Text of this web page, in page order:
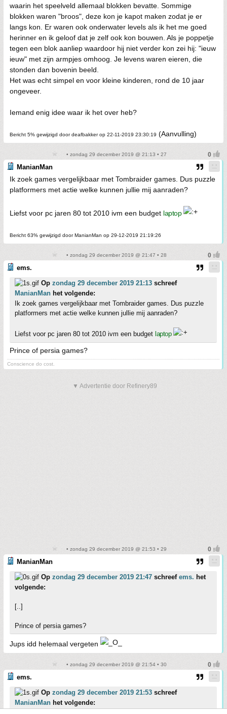
waarin het speelveld allemaal blokken bevatte. Sommige
blokken waren "broos", deze kon je kapot maken zodat je er
langs kon. Er waren ook onderwater levels als ik het me goed
herinner en ik geloof dat je zelf ook kon bouwen. Als je poppetje
tegen een blok aanliep waardoor hij niet verder kon zei hij: "ieuw
ieuw" met zijn armpjes omhoog. Je levens waren eieren, die
stonden dan bovenin beeld.
Het was echt simpel en voor kleine kinderen, rond de 10 jaar
ongeveer.
Iemand enig idee waar ik het over heb?
Bericht 5% gewijzigd door deafbakker op 22-11-2019 23:30:19 (Aanvulling)
• zondag 29 december 2019 @ 21:13 • 27
ManianMan
Ik zoek games vergelijkbaar met Tombraider games. Dus puzzle
platformers met actie welke kunnen jullie mij aanraden?
Liefst voor pc jaren 80 tot 2010 ivm een budget laptop
Bericht 63% gewijzigd door ManianMan op 29-12-2019 21:19:26
• zondag 29 december 2019 @ 21:47 • 28
ems.
Op zondag 29 december 2019 21:13 schreef
ManianMan het volgende:
Ik zoek games vergelijkbaar met Tombraider games. Dus puzzle
platformers met actie welke kunnen jullie mij aanraden?
Liefst voor pc jaren 80 tot 2010 ivm een budget laptop
Prince of persia games?
Conscience do cost.
▼ Advertentie door Refinery89
• zondag 29 december 2019 @ 21:53 • 29
ManianMan
Op zondag 29 december 2019 21:47 schreef ems. het
volgende:
[..]
Prince of persia games?
Jups idd helemaal vergeten
• zondag 29 december 2019 @ 21:54 • 30
ems.
Op zondag 29 december 2019 21:53 schreef
ManianMan het volgende: